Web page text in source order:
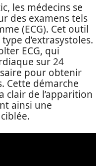
les médecins se
des examens tels
(ECG). Cet outil
d’extrasystoles.
ECG, qui
sur 24
pour obtenir
Cette démarche
clair de l’apparition
ainsi une